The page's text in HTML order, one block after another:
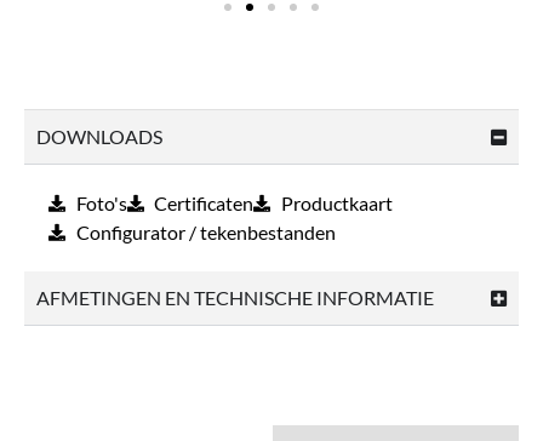
DOWNLOADS
Foto's Certificaten
Productkaart
Configurator / tekenbestanden
AFMETINGEN EN TECHNISCHE INFORMATIE